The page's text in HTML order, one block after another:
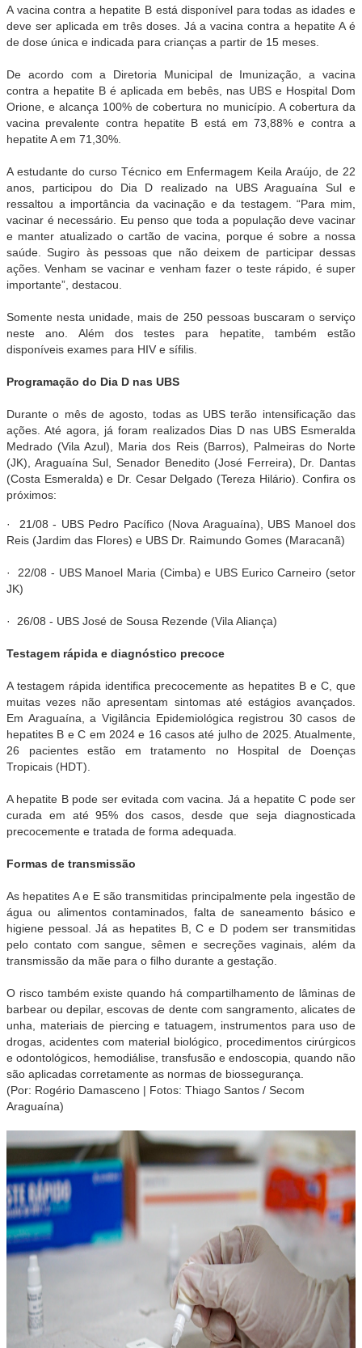
A vacina contra a hepatite B está disponível para todas as idades e
deve ser aplicada em três doses. Já a vacina contra a hepatite A é
de dose única e indicada para crianças a partir de 15 meses.
De acordo com a Diretoria Municipal de Imunização, a vacina
contra a hepatite B é aplicada em bebês, nas UBS e Hospital Dom
Orione, e alcança 100% de cobertura no município. A cobertura da
vacina prevalente contra hepatite B está em 73,88% e contra a
hepatite A em 71,30%.
A estudante do curso Técnico em Enfermagem Keila Araújo, de 22
anos, participou do Dia D realizado na UBS Araguaína Sul e
ressaltou a importância da vacinação e da testagem. “Para mim,
vacinar é necessário. Eu penso que toda a população deve vacinar
e manter atualizado o cartão de vacina, porque é sobre a nossa
saúde. Sugiro às pessoas que não deixem de participar dessas
ações. Venham se vacinar e venham fazer o teste rápido, é super
importante”, destacou.
Somente nesta unidade, mais de 250 pessoas buscaram o serviço
neste ano. Além dos testes para hepatite, também estão
disponíveis exames para HIV e sífilis.
Programação do Dia D nas UBS
Durante o mês de agosto, todas as UBS terão intensificação das
ações. Até agora, já foram realizados Dias D nas UBS Esmeralda
Medrado (Vila Azul), Maria dos Reis (Barros), Palmeiras do Norte
(JK), Araguaína Sul, Senador Benedito (José Ferreira), Dr. Dantas
(Costa Esmeralda) e Dr. Cesar Delgado (Tereza Hilário). Confira os
próximos:
· 21/08 - UBS Pedro Pacífico (Nova Araguaína), UBS Manoel dos
Reis (Jardim das Flores) e UBS Dr. Raimundo Gomes (Maracanã)
· 22/08 - UBS Manoel Maria (Cimba) e UBS Eurico Carneiro (setor
JK)
· 26/08 - UBS José de Sousa Rezende (Vila Aliança)
Testagem rápida e diagnóstico precoce
A testagem rápida identifica precocemente as hepatites B e C, que
muitas vezes não apresentam sintomas até estágios avançados.
Em Araguaína, a Vigilância Epidemiológica registrou 30 casos de
hepatites B e C em 2024 e 16 casos até julho de 2025. Atualmente,
26 pacientes estão em tratamento no Hospital de Doenças
Tropicais (HDT).
A hepatite B pode ser evitada com vacina. Já a hepatite C pode ser
curada em até 95% dos casos, desde que seja diagnosticada
precocemente e tratada de forma adequada.
Formas de transmissão
As hepatites A e E são transmitidas principalmente pela ingestão de
água ou alimentos contaminados, falta de saneamento básico e
higiene pessoal. Já as hepatites B, C e D podem ser transmitidas
pelo contato com sangue, sêmen e secreções vaginais, além da
transmissão da mãe para o filho durante a gestação.
O risco também existe quando há compartilhamento de lâminas de
barbear ou depilar, escovas de dente com sangramento, alicates de
unha, materiais de piercing e tatuagem, instrumentos para uso de
drogas, acidentes com material biológico, procedimentos cirúrgicos
e odontológicos, hemodiálise, transfusão e endoscopia, quando não
são aplicadas corretamente as normas de biossegurança.
(Por: Rogério Damasceno | Fotos: Thiago Santos / Secom
Araguaína)